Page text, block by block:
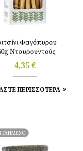
Φαγόπυρου
Ντουρουντούς
4,35€
ΠΕΡΙΣΣΟΤΕΡΑ